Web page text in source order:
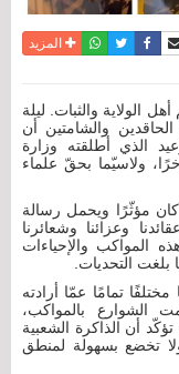
الموضوع
أرسل الى صديق
فيسبوكتويترواتسابالمزيد
الولاية والثبات. ليلة
والشامتين أن
الذي أطلقته وزارة
ولاسيّما بحقّ علماء
ليل 16 أيار/مايو كان مؤثّرًا ويحمل رسالة
وعزائنا وشعائرنا
المواكب والإحياءات
التحديات.
تمامًا عمّا أرادته
الشوارع بالمواكب،
أن الذاكرة الشعبية
ولا تخضع بسهولة لمنطق